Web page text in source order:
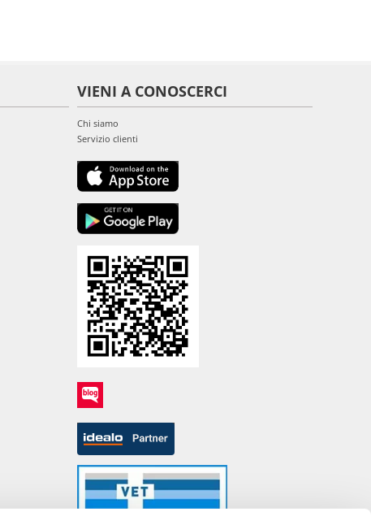
VIENI A CONOSCERCI
Chi siamo
Servizio clienti